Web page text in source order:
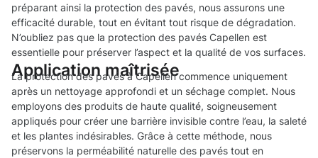
préparant ainsi la protection des pavés, nous assurons une
efficacité durable, tout en évitant tout risque de dégradation.
N’oubliez pas que la protection des pavés Capellen est
essentielle pour préserver l’aspect et la qualité de vos surfaces.
Application maîtrisée
La protection des pavés à Capellen commence uniquement
après un nettoyage approfondi et un séchage complet. Nous
employons des produits de haute qualité, soigneusement
appliqués pour créer une barrière invisible contre l’eau, la saleté
et les plantes indésirables. Grâce à cette méthode, nous
préservons la perméabilité naturelle des pavés tout en